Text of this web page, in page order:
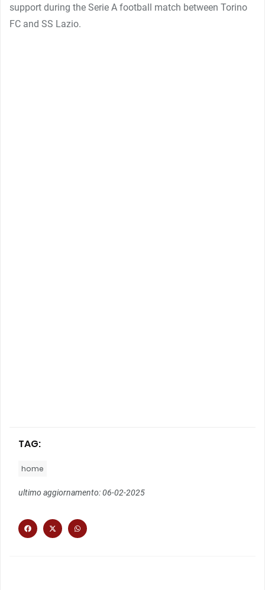
support during the Serie A football match between Torino
FC and SS Lazio.
TAG:
home
ultimo aggiornamento: 06-02-2025